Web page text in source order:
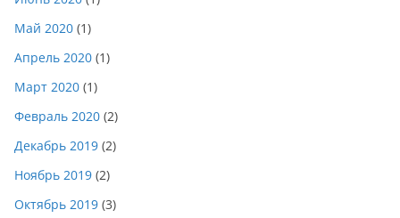
Май 2020 (1)
Апрель 2020 (1)
Март 2020 (1)
Февраль 2020 (2)
Декабрь 2019 (2)
Ноябрь 2019 (2)
Октябрь 2019 (3)